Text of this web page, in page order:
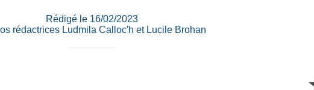
Rédigé le 16/02/2023
rédactrices Ludmila Calloc'h et Lucile Brohan